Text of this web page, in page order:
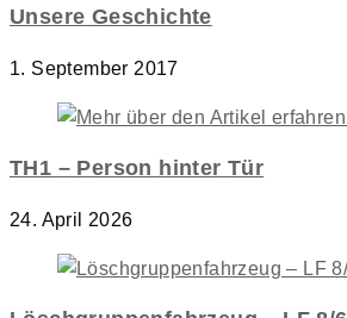
Unsere Geschichte
1. September 2017
TH1 – Person hinter Tür
24. April 2026